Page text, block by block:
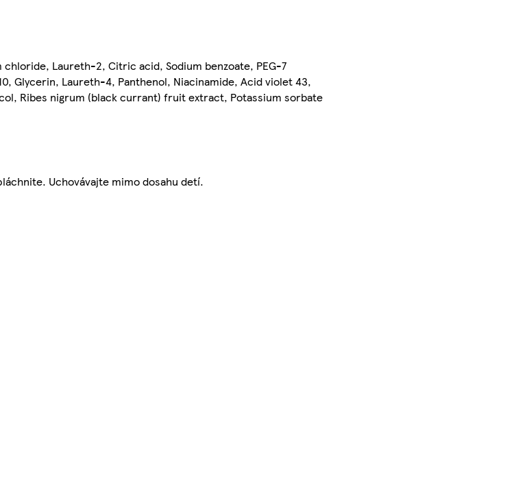
Laureth-2, Citric acid, Sodium benzoate, PEG-7
Glycerin, Laureth-4, Panthenol, Niacinamide, Acid violet 43,
Ribes nigrum (black currant) fruit extract, Potassium sorbate
Uchovávajte mimo dosahu detí.